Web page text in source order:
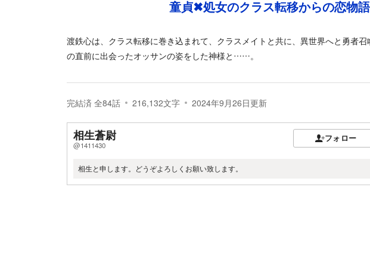
童貞✖処女のクラス転移からの恋物語
渡鉄心は、クラス転移に巻き込まれて、クラスメイトと共に、異世界へと勇者
の直前に出会ったオッサンの姿をした神様と……。
完結済 全84話 216,132文字 2024年9月26日更新
相生蒼尉
@1411430
フォロー
相生と申します。どうぞよろしくお願い致します。